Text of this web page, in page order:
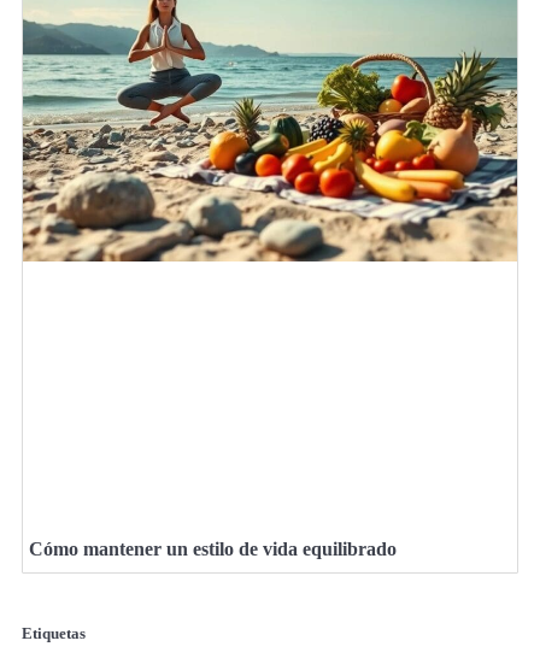
Cómo mantener un estilo de vida equilibrado
Etiquetas